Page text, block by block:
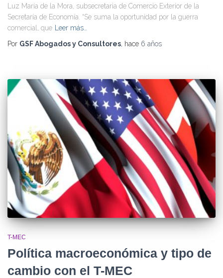
Luz María de la Mora, subsecretaria de Comercio Exterior de la
Secretaría de Economía. “Se suma la oportunidad por la guerra
comercial, que
Leer más…
Por GSF Abogados y Consultores, hace 6 años
T-MEC
Política macroeconómica y tipo de
cambio con el T-MEC